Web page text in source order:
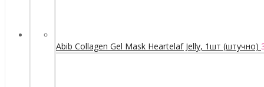
Abib Collagen Gel Mask Heartelaf Jelly, 1шт (штучно)